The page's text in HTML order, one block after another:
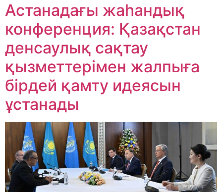
Астанадағы жаһандық
конференция: Қазақстан
денсаулық сақтау
қызметтерімен жалпыға
бірдей қамту идеясын
ұстанады